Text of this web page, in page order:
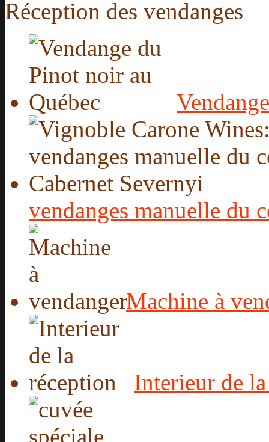
Réception des vendanges
vendanges manuelle du
Machine à
Interieur de